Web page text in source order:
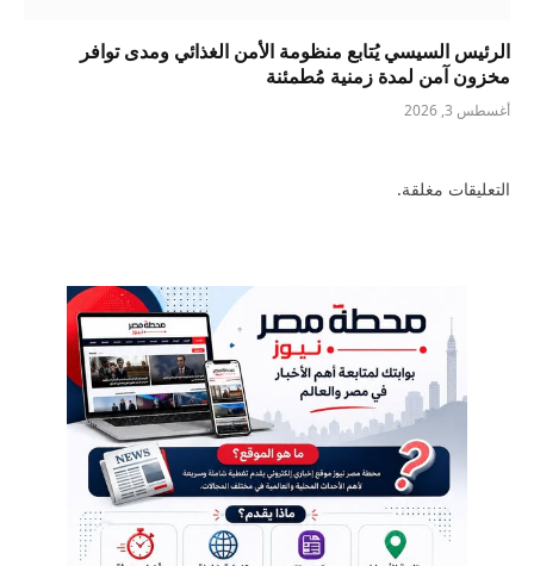
الرئيس السيسي يُتابع منظومة الأمن الغذائي ومدى توافر
مخزون آمن لمدة زمنية مُطمئنة
أغسطس 3, 2026
التعليقات مغلقة.